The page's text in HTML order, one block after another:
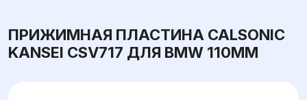
ПРИЖИМНАЯ ПЛАСТИНА CALSONIC
KANSEI CSV717 ДЛЯ BMW 110ММ